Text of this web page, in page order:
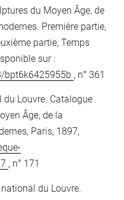
du Moyen Âge, de
Première partie,
partie, Temps
sur :
bpt6k6425955b , n° 361
du Louvre. Catalogue
Âge, de la
Paris, 1897,
, n° 171
du Louvre.